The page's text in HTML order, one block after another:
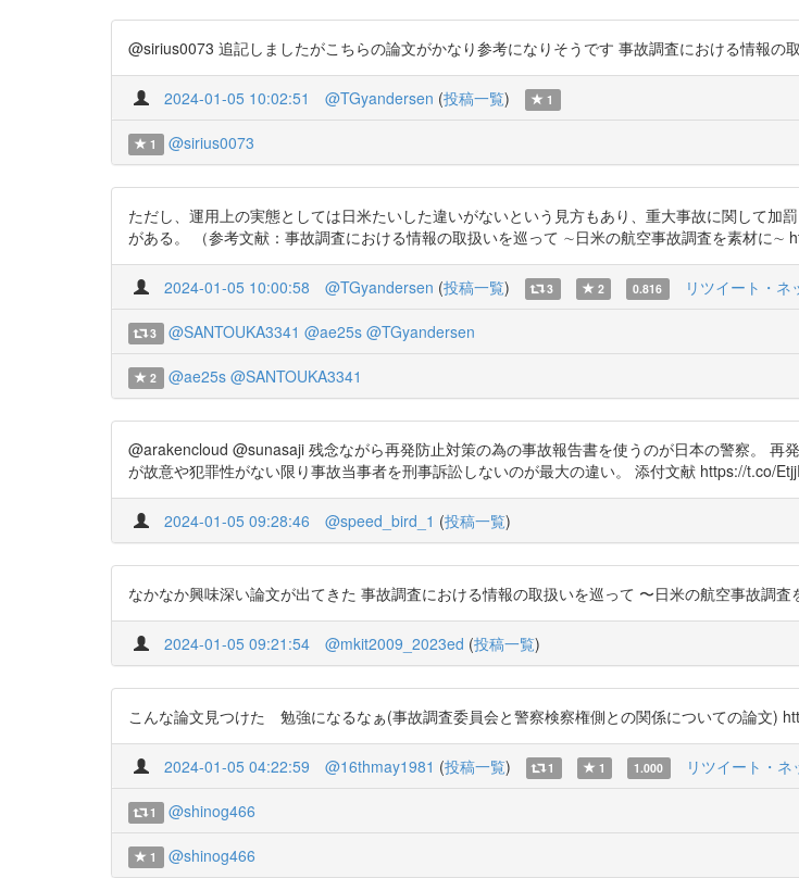
@sirius0073 追記しましたがこちらの論文がかなり参考になりそうです 事故調査における情報
2024-01-05 10:02:51 @TGyandersen (投稿一覧) 1
1 @sirius0073
ただし、運用上の実態としては日米たいした違いがないという見方もあり、重大事故に関して
がある。 （参考文献：事故調査における情報の取扱いを巡って ∼日米の航空事故調査を素材に∼
2024-01-05 10:00:58 @TGyandersen (投稿一覧) 3 2 0.816 リツイート・ネ
3 @SANTOUKA3341 @ae25s @TGyandersen
2 @ae25s @SANTOUKA3341
@arakencloud @sunasaji 残念ながら再発防止対策の為の事故報告書を使うのが日本の警察。
が故意や犯罪性がない限り事故当事者を刑事訴訟しないのが最大の違い。 添付文献 https://t.co/
2024-01-05 09:28:46 @speed_bird_1 (投稿一覧)
なかなか興味深い論文が出てきた 事故調査における情報の取扱いを巡って 〜日米の航空事故調
2024-01-05 09:21:54 @mkit2009_2023ed (投稿一覧)
こんな論文見つけた 勉強になるなぁ(事故調査委員会と警察検察権側との関係についての論文)
2024-01-05 04:22:59 @16thmay1981 (投稿一覧) 1 1 1.000 リツイート・
1 @shinog466
1 @shinog466